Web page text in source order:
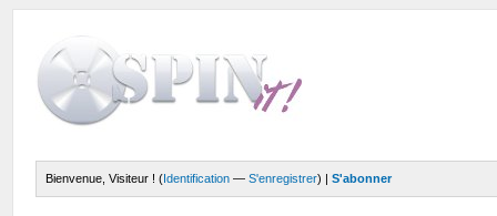
Bienvenue, Visiteur ! (Identification —S'enregistrer) |S'abonner